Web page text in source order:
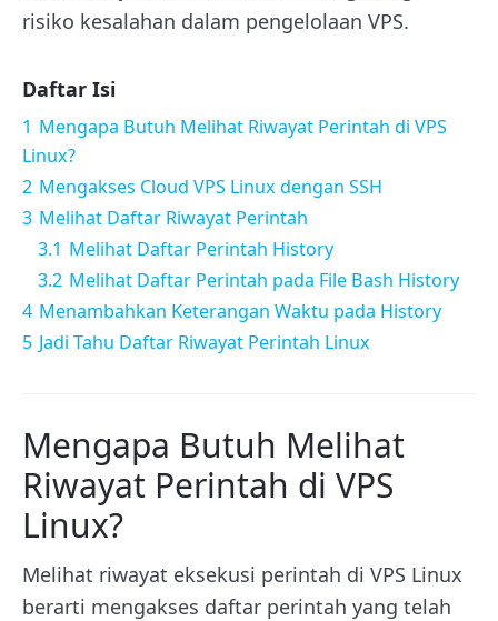
risiko kesalahan dalam pengelolaan VPS.
Daftar Isi
1 Mengapa Butuh Melihat Riwayat Perintah di VPS
Linux?
2 Mengakses Cloud VPS Linux dengan SSH
3 Melihat Daftar Riwayat Perintah
3.1 Melihat Daftar Perintah History
3.2 Melihat Daftar Perintah pada File Bash History
4 Menambahkan Keterangan Waktu pada History
5 Jadi Tahu Daftar Riwayat Perintah Linux
Mengapa Butuh Melihat
Riwayat Perintah di VPS
Linux?
Melihat riwayat eksekusi perintah di VPS Linux
berarti mengakses daftar perintah yang telah